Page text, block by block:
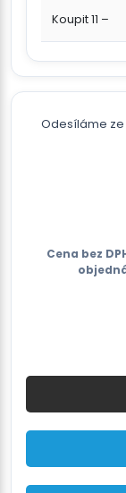
Koupit 11 –
Odesíláme ze
Cena bez